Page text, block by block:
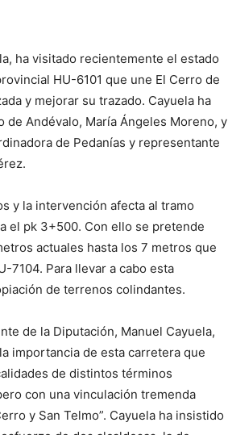
ha visitado recientemente el estado
HU-6101 que une El Cerro de
y mejorar su trazado. Cayuela ha
de Andévalo, María Ángeles Moreno, y
de Pedanías y representante
y la intervención afecta al tramo
el pk 3+500. Con ello se pretende
actuales hasta los 7 metros que
7104. Para llevar a cabo esta
de terrenos colindantes.
de la Diputación, Manuel Cayuela,
importancia de esta carretera que
de distintos términos
con una vinculación tremenda
y San Telmo”. Cayuela ha insistido